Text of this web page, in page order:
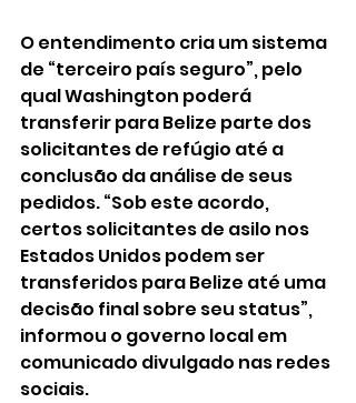
O entendimento cria um sistema
de “terceiro país seguro”, pelo
qual Washington poderá
transferir para Belize parte dos
solicitantes de refúgio até a
conclusão da análise de seus
pedidos. “Sob este acordo,
certos solicitantes de asilo nos
Estados Unidos podem ser
transferidos para Belize até uma
decisão final sobre seu status”,
informou o governo local em
comunicado divulgado nas redes
sociais.